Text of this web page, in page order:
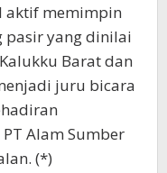
aktif memimpin
pasir yang dinilai
Barat dan
juru bicara
Alam Sumber
(*)